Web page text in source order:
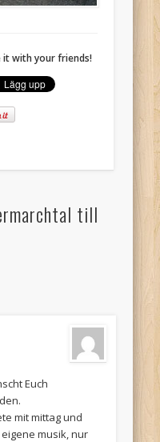
it with your friends!
till
Euch
mit mittag und
musik, nur